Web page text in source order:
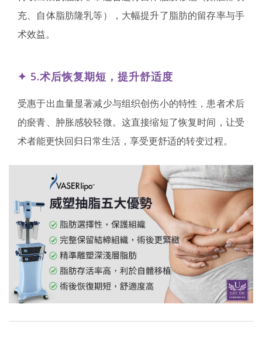
充、自体脂肪隆乳等），大幅提升了脂肪的留存率与手
术效益。
✦ 5.术后恢复期短，提升舒适度
受惠于出血量显著减少与组织创伤小的特性，患者术后
的瘀青、肿胀感较轻微。这直接缩短了恢复时间，让受
术者能更快回归日常生活，享受更舒适的转变过程。